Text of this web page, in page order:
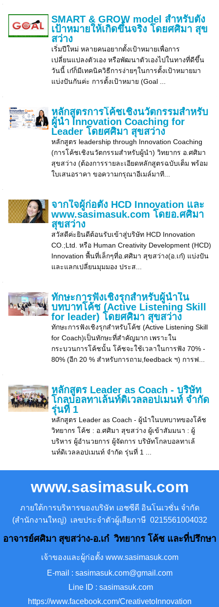
SMART & GROW model สำหรับตั้ง
เป้าหมายให้เกิดขึ้นจริง โดยศศิมา สุข
สว่าง
เริ่มปีใหม่ หลายคนอยากตั้งเป้าหมายเพื่อการ
เปลี่ยนแปลงตัวเอง หรือพัฒนาตัวเองไปในทางที่ดีขึ้น
วันนี้ เก๋ก็มีเทคนิควิธีการง่ายๆในการตั้งเป้าหมายมา
แบ่งปันกันค่ะ การตั้งเป้าหมาย (Goal ...
หลักสูตรการโค้ชเชิงนวัตกรรมสําหรับ
ผู้นำ Innovation Coaching for
Leader โดยศศิมา สุขสว่าง
หลักสูตร leadership through Innovation Coaching
(การโค้ชเชิงนวัตกรรมสําหรับผู้นำ) วิทยากร อ.ศศิมา
สุขสว่าง (ต้องการรายละเอียดหลักสูตรฉบับเต็ม พร้อม
ใบเสนอราคา ขอความกรุณาอีเมล์มาที...
จากใจผู้ก่อตั้ง HCD Innovation และ
www.sasimasuk.com โดยอ.ศศิมา
สุขสว่าง
สวัสดีค่ะยินดีต้อนรับเข้าสู่บริษัท HCD Innovation
CO.;Ltd. หรือ Human Creativity Development (HCD)
Innovation พื้นที่เล็กๆที่อ.ศศิมา สุขสว่าง(อ.เก๋) แบ่งปัน
และแลกเปลี่ยนมุมมอง ประส...
ทักษะการฟังเชิงรุกสำหรับผู้นำใน
บทบาทโค้ช (Active Listening Skill
for leader) โดยศศิมา สุขสว่าง
ทักษะการฟังเชิงรุกสำหรับโค้ช (Active Listening Skill
for Coach)เป็นทักษะที่สำคัญมาก เพราะใน
กระบวนการโค้ชนั้น โค้ชจะใช้เวลาในการฟัง 70% -
80% (อีก 20 % สำหรับการถาม,feedback ฯ) การฟ...
หลักสูตร Leader as Coach - บริษัท
โกลบอลทาเล้นท์ดิเวลลอปเมนท์ จำกัด
รุ่นที่ 1
หลักสูตร Leader as Coach - ผู้นำในบทบาทของโค้ช
วิทยากร โค้ช : อ.ศศิมา สุขสว่าง ผู้เข้าสัมมนา : ผู้
บริหาร ผู้อำนวยการ ผู้จัดการ บริษัทโกลบอลทาเล้
นท์ดิเวลลอปเมนท์ จำกัด รุ่นที่ 1 ...
www.sasimasuk.com
ภายใต้การบริหารของบริษัท เอชซีดี อินโนเวชั่น จำกัด
(สำนักงานใหญ่) เลขประจำตัวผู้เสียภาษี 0215561004032
อาจารย์ศศิมา สุขสว่าง-อ.เก๋ วิทยากร โค้ช และที่ปรึกษา
เจ้าของและผู้ก่อตั้ง www.sasimasuk.com
E-mail : sasimasuk.com@gmail.com
Line ID : sasimasuk.com
https://www.facebook.com/CreativetoInnovation